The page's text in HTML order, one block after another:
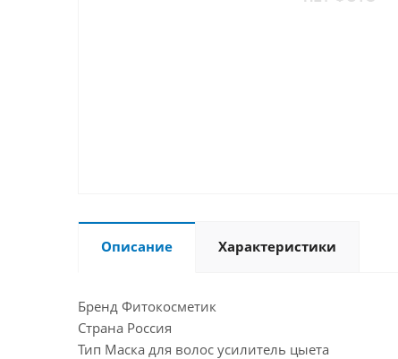
Описание Характеристики
Бренд Фитокосметик
Страна Россия
Тип Маска для волос усилитель цыета